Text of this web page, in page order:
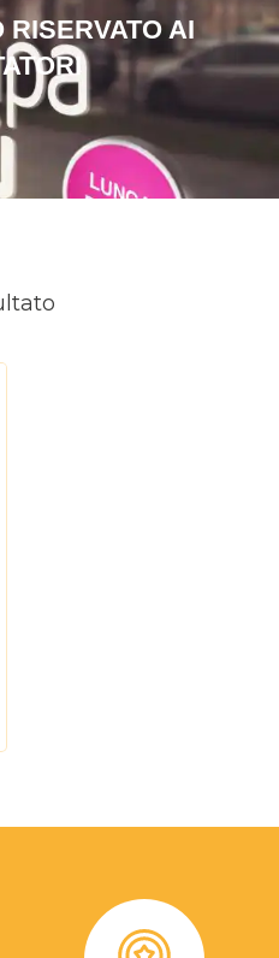
RISERVATO AI